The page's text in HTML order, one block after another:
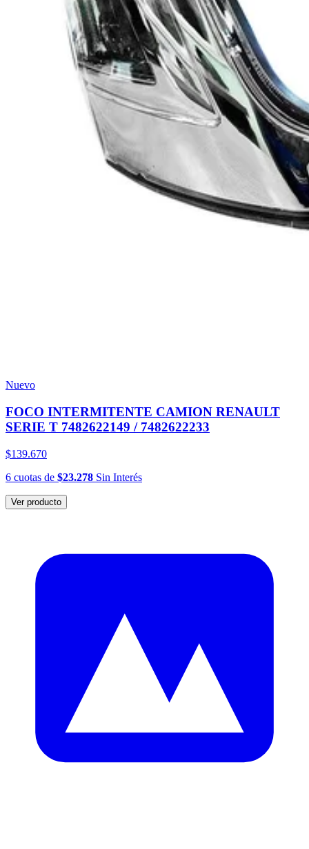
Nuevo
FOCO INTERMITENTE CAMION RENAULT
SERIE T 7482622149 / 7482622233
$139.670
6 cuotas de $23.278 Sin Interés
Ver producto